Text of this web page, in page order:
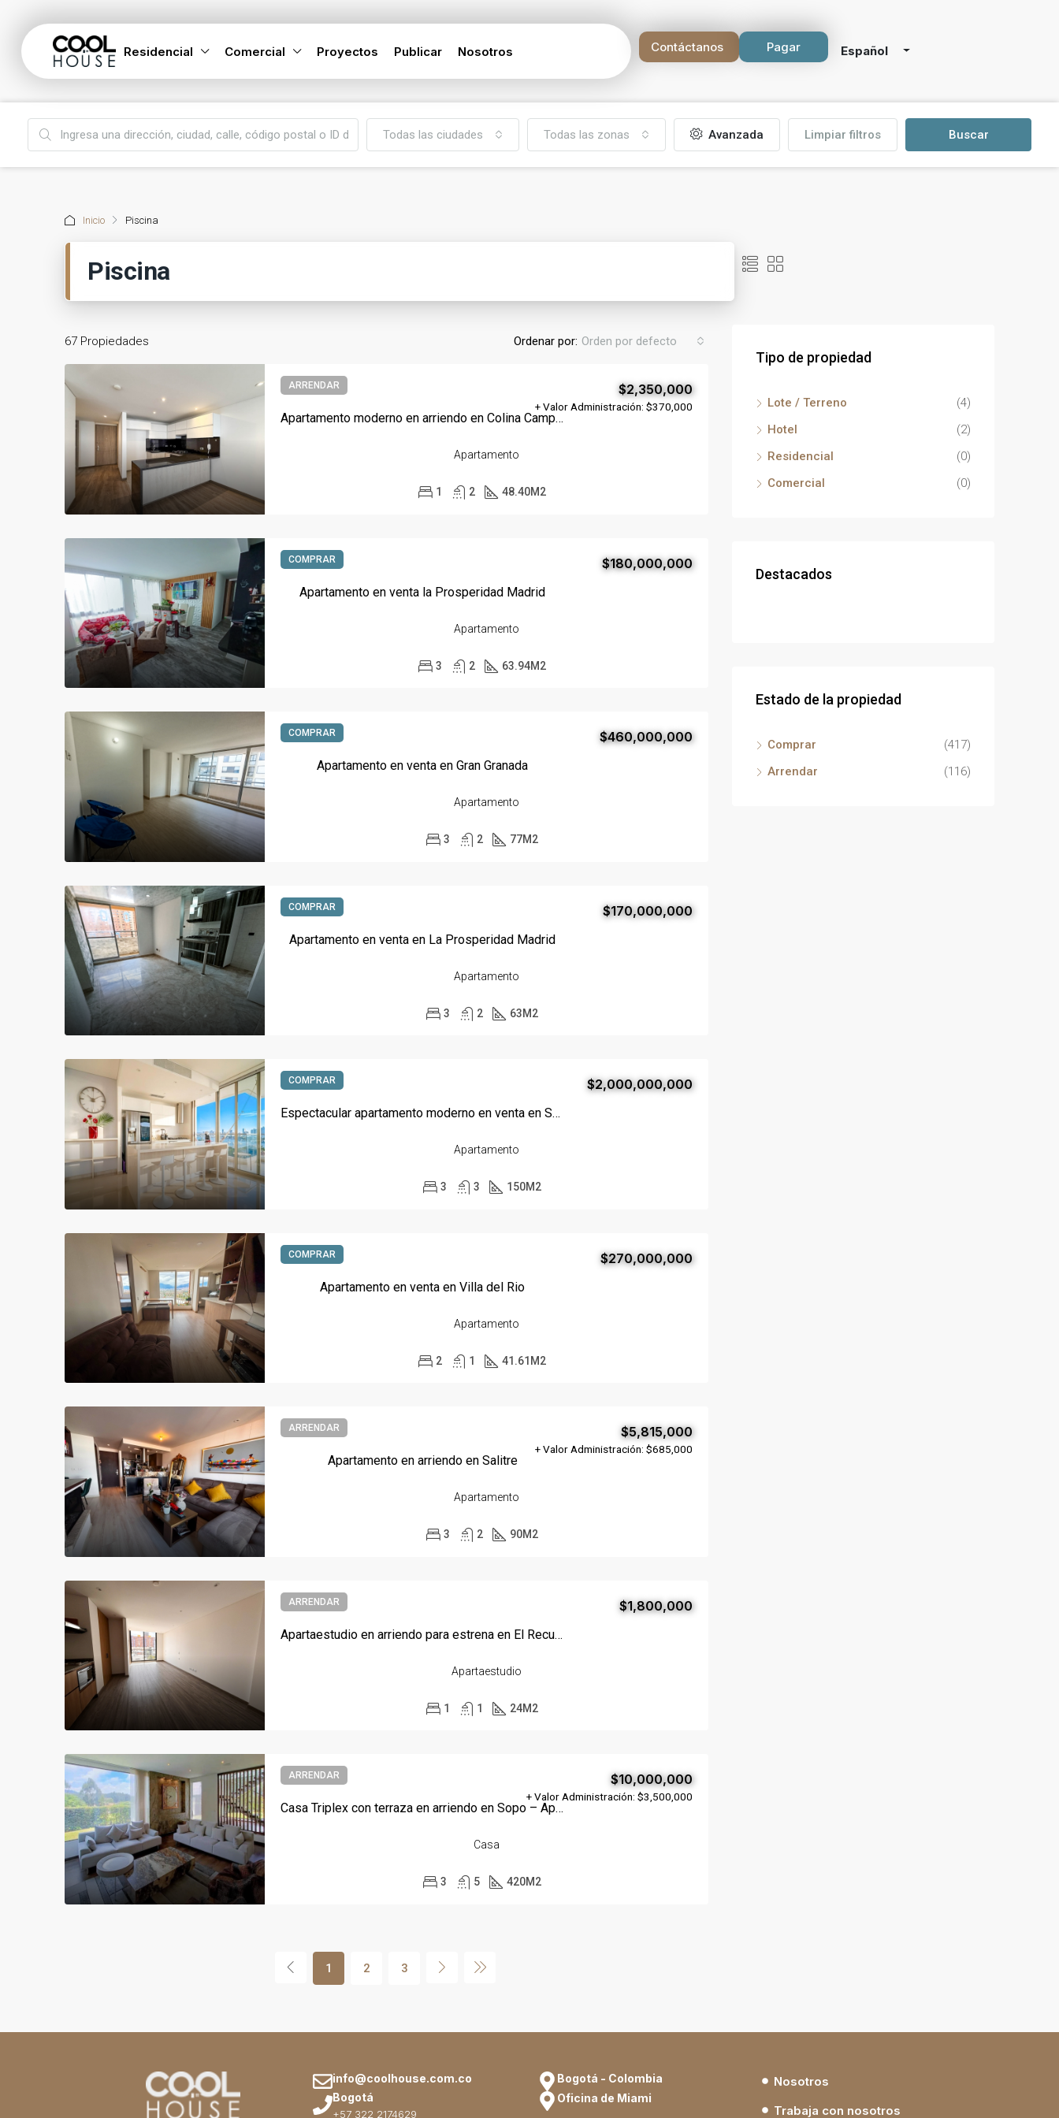
Residencial Comercial Proyectos Publicar Nosotros Contáctanos Pagar Español
Todas las ciudades Todas las zonas Avanzada Limpiar filtros Buscar
Inicio Piscina
Piscina
67 Propiedades Ordenar por: Orden por defecto
ARRENDAR
Apartamento moderno en arriendo en Colina Campestre
$2,350,000
+ Valor Administración: $370,000
Apartamento
1 2 48.40M2
COMPRAR
Apartamento en venta la Prosperidad Madrid
$180,000,000
Apartamento
3 2 63.94M2
COMPRAR
Apartamento en venta en Gran Granada
$460,000,000
Apartamento
3 2 77M2
COMPRAR
Apartamento en venta en La Prosperidad Madrid
$170,000,000
Apartamento
3 2 63M2
COMPRAR
Espectacular apartamento moderno en venta en Santa Marta
$2,000,000,000
Apartamento
3 3 150M2
COMPRAR
Apartamento en venta en Villa del Rio
$270,000,000
Apartamento
2 1 41.61 M2
ARRENDAR
Apartamento en arriendo en Salitre
$5,815,000
+ Valor Administración: $685,000
Apartamento
3 2 90M2
ARRENDAR
Apartaestudio en arriendo para estrena en El Recuerdo
$1,800,000
Apartaestudio
1 1 24M2
ARRENDAR
Casa Triplex con terraza en arriendo en Sopo – Aposentos
$10,000,000
+ Valor Administración: $3,500,000
Casa
3 5 420M2
1 2 3
Tipo de propiedad
Lote / Terreno
(4)
Hotel
(2)
Residencial
(0)
Comercial
(0)
Destacados
Estado de la propiedad
Comprar
(417)
Arrendar
(116)
info@coolhouse.com.co
Bogotá
+57 322 2174629
Bogotá - Colombia
Oficina de Miami
Nosotros
Trabaja con nosotros